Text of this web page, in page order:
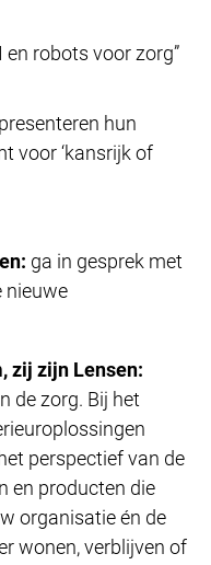
en robots voor zorg”
hun
voor ‘kansrijk of
ga in gesprek met
nieuwe
zij zijn Lensen:
de zorg. Bij het
perspectief van de
en producten die
organisatie én de
wonen, verblijven of